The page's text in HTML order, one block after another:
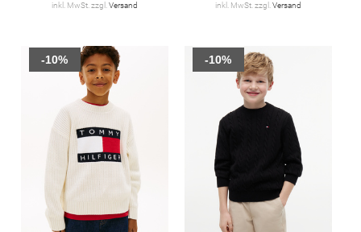
inkl. MwSt. zzgl.Versand inkl. MwSt. zzgl.Versand
-10% -10%